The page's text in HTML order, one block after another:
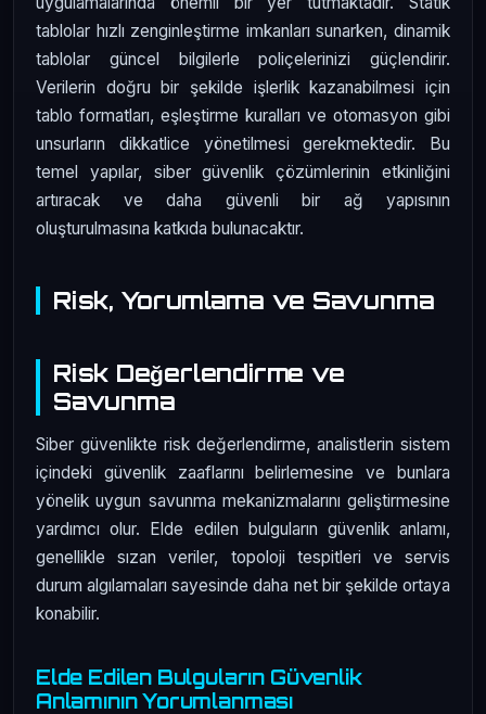
tablolar hızlı zenginleştirme imkanları sunarken, dinamik
tablolar güncel bilgilerle poliçelerinizi güçlendirir.
Verilerin doğru bir şekilde işlerlik kazanabilmesi için
tablo formatları, eşleştirme kuralları ve otomasyon gibi
unsurların dikkatlice yönetilmesi gerekmektedir. Bu
temel yapılar, siber güvenlik çözümlerinin etkinliğini
artıracak ve daha güvenli bir ağ yapısının
oluşturulmasına katkıda bulunacaktır.
Risk, Yorumlama ve Savunma
Risk Değerlendirme ve
Savunma
Siber güvenlikte risk değerlendirme, analistlerin sistem
içindeki güvenlik zaaflarını belirlemesine ve bunlara
yönelik uygun savunma mekanizmalarını geliştirmesine
yardımcı olur. Elde edilen bulguların güvenlik anlamı,
genellikle sızan veriler, topoloji tespitleri ve servis
durum algılamaları sayesinde daha net bir şekilde ortaya
konabilir.
Elde Edilen Bulguların Güvenlik
Anlamının Yorumlanması